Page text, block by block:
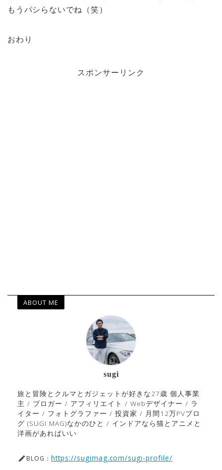
もうパシらないでね（笑）
おわり
スポンサーリンク
ABOUT ME
sugi
旅と冒険とクルマとガジェットが好きな27歳 個人事業
主 / ブロガー / アフィリエイト / Webデザイナー / ラ
イター / フォトグラファー / 投資家 / 月間12万PVブロ
グ (SUGI MAG)なかのひと / インドアなら猫とアニメと
洋画があればいい
BLOG： https://sugimag.com/sugi-profile/